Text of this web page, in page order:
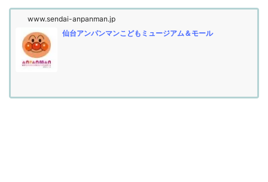
www.sendai-anpanman.jp
仙台アンパンマンこどもミュージアム＆モール